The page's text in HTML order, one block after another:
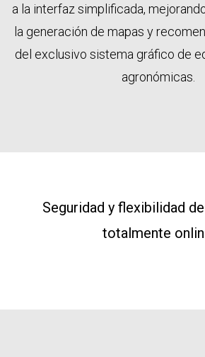
a la interfaz simplificada,
la generación de mapas y
del exclusivo sistema gráfico de
agronómicas.
Seguridad y flexibilidad
totalmente